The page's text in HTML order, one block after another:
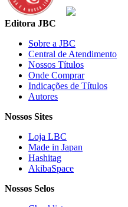
Editora JBC
Sobre a JBC
Central de Atendimento
Nossos Títulos
Onde Comprar
Indicações de Títulos
Autores
Nossos Sites
Loja LBC
Made in Japan
Hashitag
AkibaSpace
Nossos Selos